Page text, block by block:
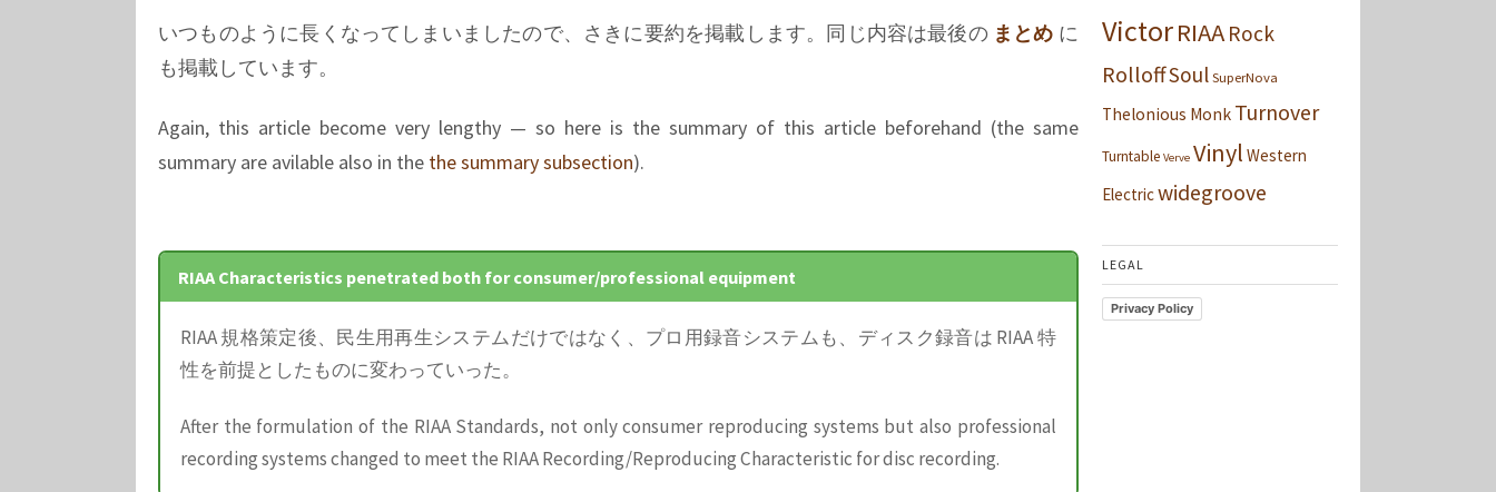
「 Pt.12 (Columbia LP の技術的背景)」
「Pt.13 (RCA Victor 45回転システムの登場と技術的背景)
「Pt.15 (「ハイ・フィデリティ」という用語の歴史)」
「Pt.16 (「サファイア・グループ」と学会「AES」、AES再生カーブ)
“Pt.12 (technical background of Columbia LP records)”,
“Pt.13 (Jan. 10, 1949: the advent of RCA Victor 45 rpm system, and its technical background)
“ Pt.15 (History of the term “High Fidelity”)”,
“Pt.16 (“Sapphire Group” and “Audio Engineering Society”; 1951 AES Curve)
いつものように長くなってしまいましたので、さきに要約を掲載します。同じ内容は最後の まとめ に
も掲載しています。
Again, this article become very lengthy — so here is the summary of this article beforehand (the same
summary are avilable also in the the summary subsection).
RIAA Characteristics penetrated both for consumer/professional equipment
RIAA 規格策定後、民生用再生システムだけではなく、プロ用録音システムも、ディスク録音は RIAA 特
性を前提としたものに変わっていった。
After the formulation of the RIAA Standards, not only consumer reproducing systems but also professional
recording systems changed to meet the RIAA Recording/Reproducing Characteristic for disc recording.
VictorRIAA Rock
RolloffSoul SuperNova
Thelonious Monk Turnover
Turntable Verve Vinyl Western
Electricwidegroove
LEGAL
Privacy Policy